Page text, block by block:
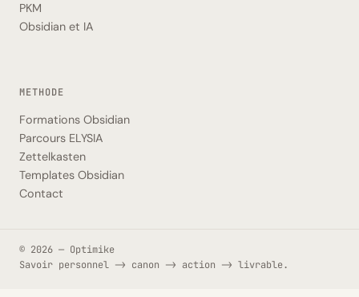
PKM
Obsidian et IA
METHODE
Formations Obsidian
Parcours ELYSIA
Zettelkasten
Templates Obsidian
Contact
© 2026 — Optimike
Savoir personnel -> canon -> action -> livrable.